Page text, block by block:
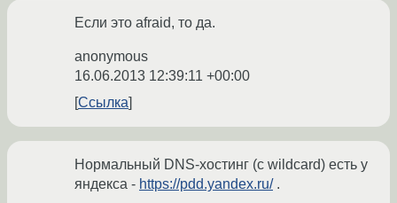
Если это afraid, то да.
anonymous
16.06.2013 12:39:11 +00:00
Ссылка
Нормальный DNS-хостинг (с wildcard) есть у
яндекса - https://pdd.yandex.ru/.